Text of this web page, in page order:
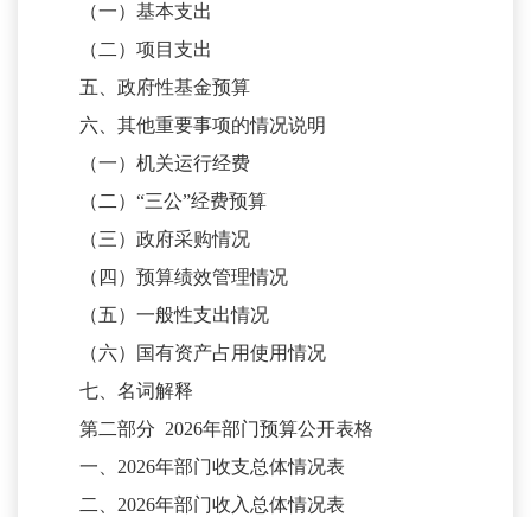
（一）基本支出
（二）项目支出
五、政府性基金预算
六、其他重要事项的情况说明
（一）机关运行经费
（二） “三公”经费预算
（三）政府采购情况
（四）预算绩效管理情况
（五）一般性支出情况
（六）国有资产占用使用情况
七、名词解释
第二部分 2026年部门预算公开表格
一、 2026年部门收支总体情况表
二、 2026年部门收入总体情况表